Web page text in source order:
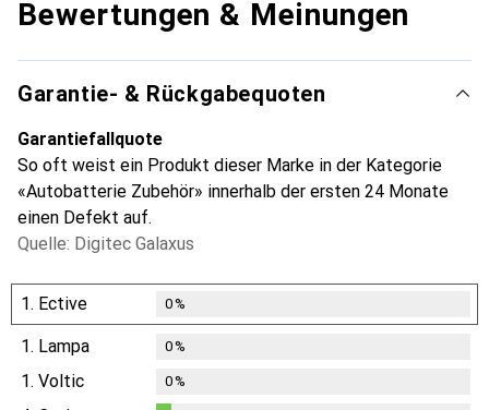
Bewertungen & Meinungen
Garantie- & Rückgabequoten
Garantiefallquote
So oft weist ein Produkt dieser Marke in der Kategorie
«Autobatterie Zubehör» innerhalb der ersten 24 Monate
einen Defekt auf.
Quelle: Digitec Galaxus
1. Ective 0%
1. Lampa 0%
1. Voltic 0%